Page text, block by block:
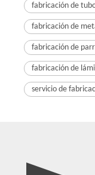
fabricación de
fabricación de
fabricación de
fabricación de
servicio de